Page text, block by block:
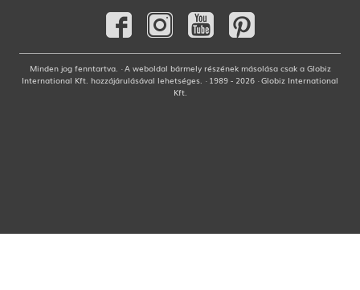
Minden jog fenntartva. · A weboldal bármely részének másolása csak a Globiz
International Kft. hozzájárulásával lehetséges. · 1989 - 2026 · Globiz International
Kft.